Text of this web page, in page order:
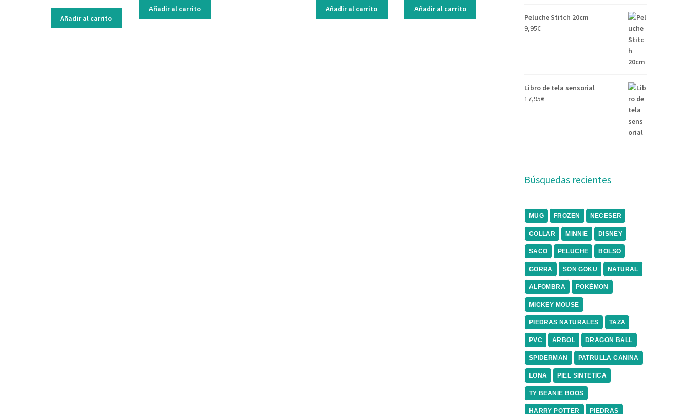
Añadir al carrito
Añadir al carrito Añadir al carrito Añadir al carrito
Peluche Stitch 20cm
9,95€
Libro de tela sensorial
17,95€
Búsquedas recientes
MUG FROZEN NECESER
COLLAR MINNIE DISNEY
SACO PELUCHE BOLSO
GORRA SON GOKU NATURAL
ALFOMBRA POKÉMON
MICKEY MOUSE
PIEDRAS NATURALES TAZA
PVC ARBOL DRAGON BALL
SPIDERMAN PATRULLA CANINA
LONA PIEL SINTETICA
TY BEANIE BOOS
HARRY POTTER PIEDRAS